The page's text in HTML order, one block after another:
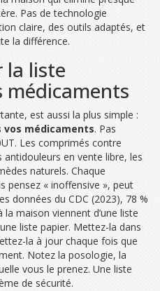
Pas de technologie
claire, des outils adaptés, et
la différence.
la liste
médicaments
est aussi la plus simple :
médicaments. Pas
Les comprimés contre
antidouleurs en vente libre, les
naturels. Chaque
pensez « inoffensive », peut
données du CDC (2023), 78 %
maison viennent d’une liste
liste papier. Mettez-la dans
la à jour chaque fois que
Notez la posologie, la
vous le prenez. Une liste
de sécurité.